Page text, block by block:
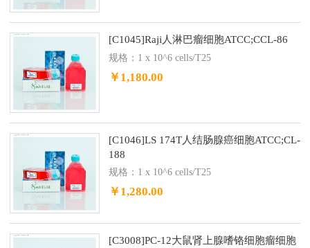
[C1045]Raji人淋巴瘤细胞ATCC;CCL-86
规格：1 x 10^6 cells/T25
￥1,180.00
[C1046]LS 174T人结肠腺癌细胞ATCC;CL-
188
规格：1 x 10^6 cells/T25
￥1,280.00
[C3008]PC-12大鼠肾上腺嗜铬细胞瘤细胞